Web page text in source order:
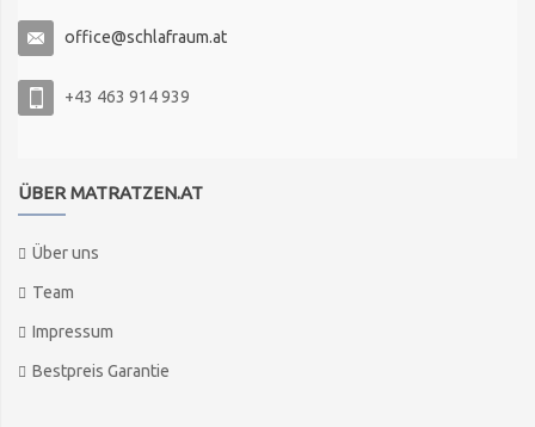
office@schlafraum.at
+43 463 914 939
ÜBER MATRATZEN.AT
Über uns
Team
Impressum
Bestpreis Garantie